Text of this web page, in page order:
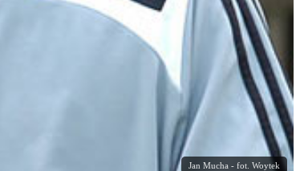
Jan Mucha - fot. Woytek